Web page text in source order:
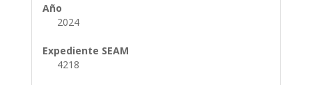
Año
2024
Expediente SEAM
4218